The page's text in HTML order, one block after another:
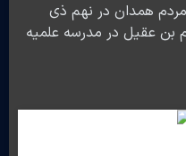
همدان در نهم ذی
عقیل در مدرسه علمیه